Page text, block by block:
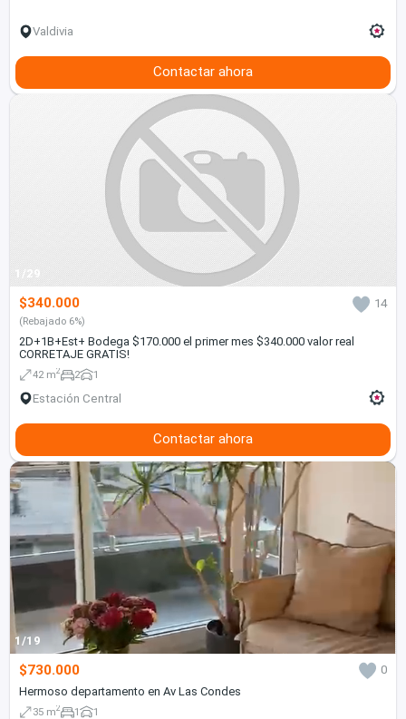
Valdivia
Contactar ahora
1/29
$340.000 14
(Rebajado 6%)
2D+1B+Est+ Bodega $170.000 el primer mes $340.000 valor real
CORRETAJE GRATIS!
42 m2 2 1
Estación Central
Contactar ahora
1/19
$730.000
0
Hermoso departamento en Av Las Condes
35 m2 1 1